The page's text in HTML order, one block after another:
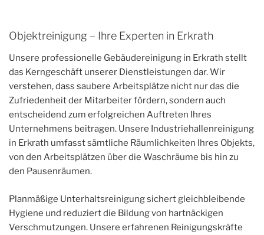
Objektreinigung – Ihre Experten in Erkrath
Unsere professionelle Gebäudereinigung in Erkrath stellt
das Kerngeschäft unserer Dienstleistungen dar. Wir
verstehen, dass saubere Arbeitsplätze nicht nur das die
Zufriedenheit der Mitarbeiter fördern, sondern auch
entscheidend zum erfolgreichen Auftreten Ihres
Unternehmens beitragen. Unsere Industriehallenreinigung
in Erkrath umfasst sämtliche Räumlichkeiten Ihres Objekts,
von den Arbeitsplätzen über die Waschräume bis hin zu
den Pausenräumen.
Planmäßige Unterhaltsreinigung sichert gleichbleibende
Hygiene und reduziert die Bildung von hartnäckigen
Verschmutzungen. Unsere erfahrenen Reinigungskräfte